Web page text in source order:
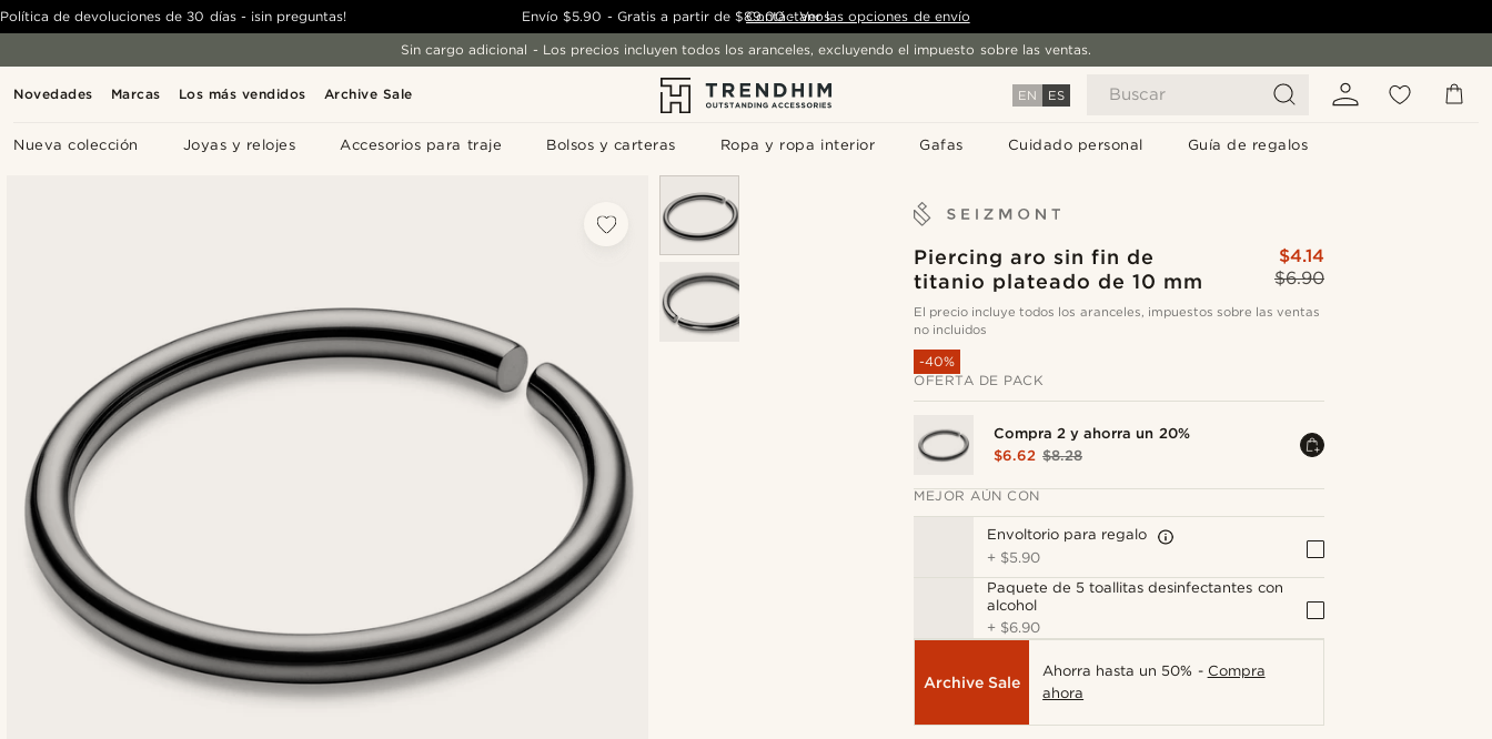
Novedades Marcas Los más vendidos Archive Sale EN ES Buscar
Nueva colección Joyas y relojes Accesorios para traje Bolsos y carteras Ropa y ropa interior Gafas Cuidado personal Guía de regalos
Política de devoluciones de 30 días - ¡sin preguntas! Envío $5.90 - Gratis a partir de $89.00 - Ver las opciones de envío
Contáctanos
Sin cargo adicional - Los precios incluyen todos los aranceles, excluyendo el impuesto sobre las ventas.
Piercing aro sin fin de
titanio plateado de 10 mm
$6.90
$4.14
El precio incluye todos los aranceles, impuestos sobre las ventas
no incluidos
-40%
OFERTA DE PACK
Compra 2 y ahorra un 20%
$6.62 $8.28
MEJOR AÚN CON
Envoltorio para regalo
+ $5.90
Paquete de 5 toallitas desinfectantes con
alcohol
+ $6.90
Archive Sale
Ahorra hasta un 50% - Compra
ahora